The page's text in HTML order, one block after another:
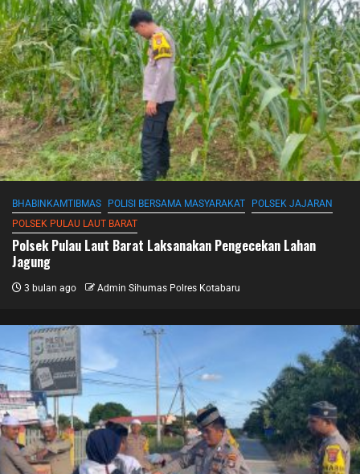
BHABINKAMTIBMAS POLISI BERSAMA MASYARAKAT
POLSEK JAJARAN
POLSEK PULAU LAUT BARAT
Polsek Pulau Laut Barat Laksanakan Pengecekan Lahan
Jagung
3 bulan ago Admin Sihumas Polres Kotabaru